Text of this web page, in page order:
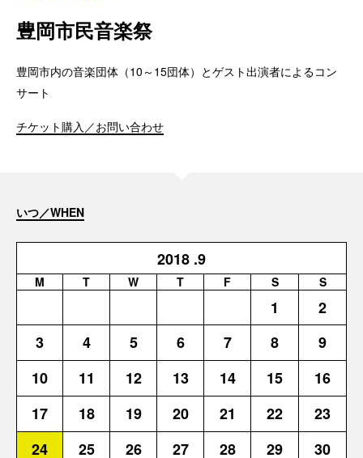
豊岡市民音楽祭
豊岡市内の音楽団体（10～15団体）とゲスト出演者によるコン
サート
チケット購入／お問い合わせ
いつ／WHEN
2018 .9
M T W T F S S
1
2
3
4 5 6 7 8
9
10
11 12 13 14 15
16
17
18 19 20 21 22
23
24
25 26 27 28 29 30